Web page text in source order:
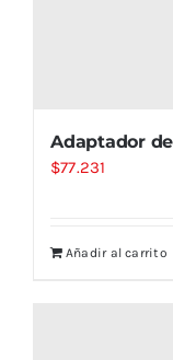
Adaptador
$77.231
Añadir al carrito